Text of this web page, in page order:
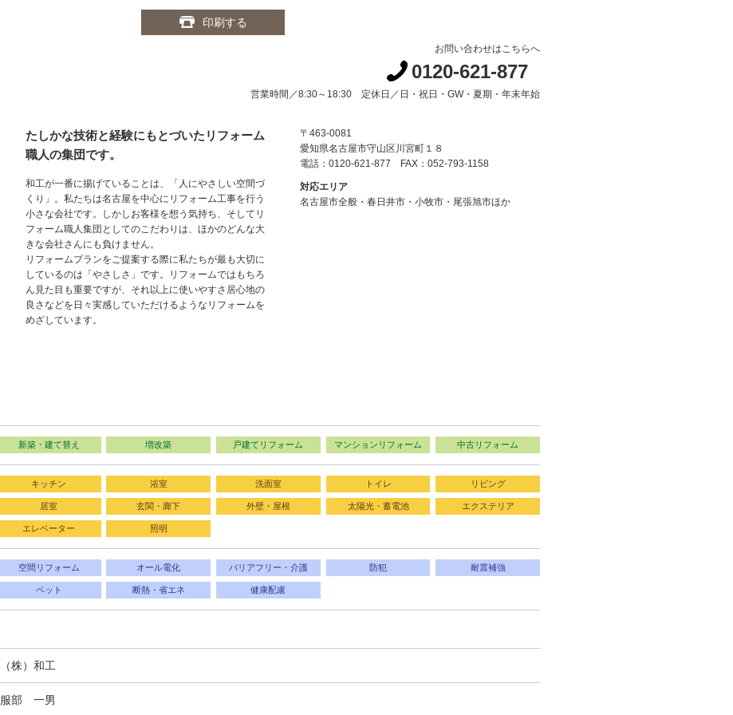
お問い合わせはこちらへ
0120-621-877
営業時間／8:30～18:30 定休日／日・祝日・GW・夏期・年末年始
たしかな技術と経験にもとづいたリフォーム
職人の集団です。
和工が一番に揚げていることは、「人にやさしい空間づ
くり」。私たちは名古屋を中心にリフォーム工事を行う
小さな会社です。しかしお客様を想う気持ち、そしてリ
フォーム職人集団としてのこだわりは、ほかのどんな大
きな会社さんにも負けません。
リフォームプランをご提案する際に私たちが最も大切に
しているのは「やさしさ」です。リフォームではもちろ
ん見た目も重要ですが、それ以上に使いやすさ居心地の
良さなどを日々実感していただけるようなリフォームを
めざしています。
〒463-0081
愛知県名古屋市守山区川宮町１８
電話：0120-621-877 FAX：052-793-1158
対応エリア
名古屋市全般・春日井市・小牧市・尾張旭市ほか
新築・建て替え 増改築 戸建てリフォーム マンションリフォーム 中古リフォーム
キッチン 浴室 洗面室 トイレ リビング
居室 玄関・廊下 外壁・屋根 太陽光・蓄電池 エクステリア
エレベーター 照明
空間リフォーム オール電化 バリアフリー・介護 防犯 耐震補強
ペット 断熱・省エネ 健康配慮
（株）和工
服部 一男
印刷する